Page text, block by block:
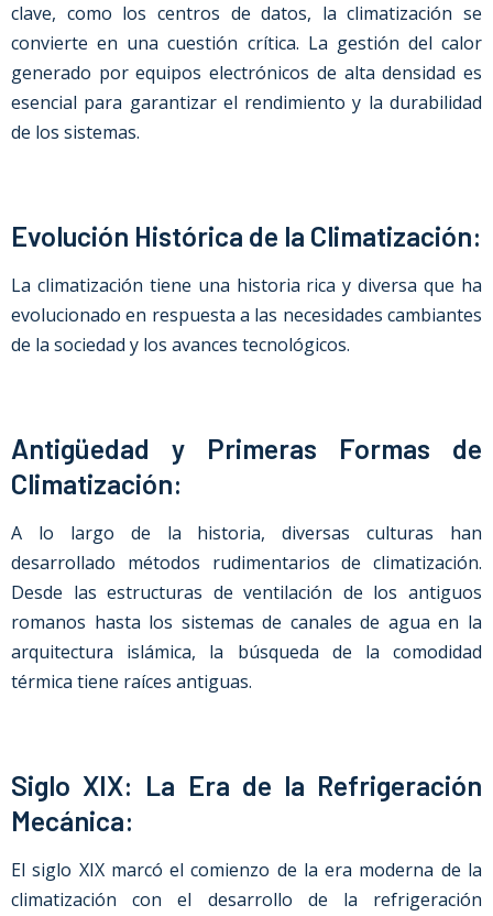
clave, como los centros de datos, la climatización se
convierte en una cuestión crítica. La gestión del calor
generado por equipos electrónicos de alta densidad es
esencial para garantizar el rendimiento y la durabilidad
de los sistemas.
Evolución Histórica de la Climatización:
La climatización tiene una historia rica y diversa que ha
evolucionado en respuesta a las necesidades cambiantes
de la sociedad y los avances tecnológicos.
Antigüedad y Primeras Formas de
Climatización:
A lo largo de la historia, diversas culturas han
desarrollado métodos rudimentarios de climatización.
Desde las estructuras de ventilación de los antiguos
romanos hasta los sistemas de canales de agua en la
arquitectura islámica, la búsqueda de la comodidad
térmica tiene raíces antiguas.
Siglo XIX: La Era de la Refrigeración
Mecánica:
El siglo XIX marcó el comienzo de la era moderna de la
climatización con el desarrollo de la refrigeración